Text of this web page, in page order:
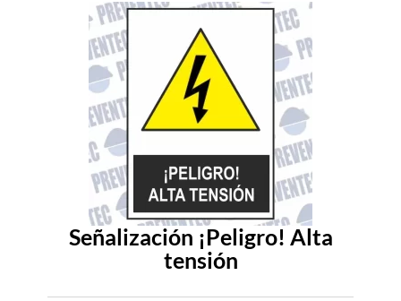
Señalización ¡Peligro! Alta
tensión